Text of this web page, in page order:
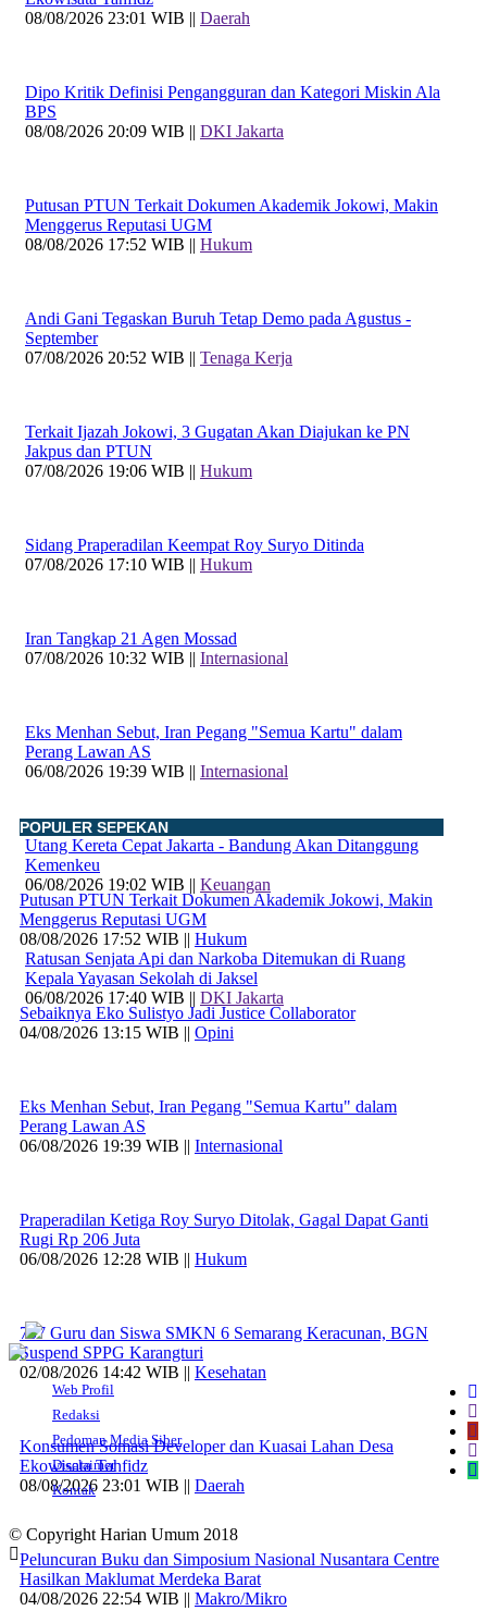
08/08/2026 23:01 WIB || Daerah
Dipo Kritik Definisi Pengangguran dan Kategori Miskin Ala
BPS
08/08/2026 20:09 WIB || DKI Jakarta
Putusan PTUN Terkait Dokumen Akademik Jokowi, Makin
Menggerus Reputasi UGM
08/08/2026 17:52 WIB || Hukum
Andi Gani Tegaskan Buruh Tetap Demo pada Agustus -
September
07/08/2026 20:52 WIB || Tenaga Kerja
Terkait Ijazah Jokowi, 3 Gugatan Akan Diajukan ke PN
Jakpus dan PTUN
07/08/2026 19:06 WIB || Hukum
Sidang Praperadilan Keempat Roy Suryo Ditinda
07/08/2026 17:10 WIB || Hukum
Iran Tangkap 21 Agen Mossad
07/08/2026 10:32 WIB || Internasional
Eks Menhan Sebut, Iran Pegang "Semua Kartu" dalam
Perang Lawan AS
06/08/2026 19:39 WIB || Internasional
Utang Kereta Cepat Jakarta - Bandung Akan Ditanggung
Kemenkeu
06/08/2026 19:02 WIB || Keuangan
Ratusan Senjata Api dan Narkoba Ditemukan di Ruang
Kepala Yayasan Sekolah di Jaksel
06/08/2026 17:40 WIB || DKI Jakarta
POPULER SEPEKAN
Putusan PTUN Terkait Dokumen Akademik Jokowi, Makin
Menggerus Reputasi UGM
08/08/2026 17:52 WIB || Hukum
Sebaiknya Eko Sulistyo Jadi Justice Collaborator
04/08/2026 13:15 WIB || Opini
Eks Menhan Sebut, Iran Pegang "Semua Kartu" dalam
Perang Lawan AS
06/08/2026 19:39 WIB || Internasional
Praperadilan Ketiga Roy Suryo Ditolak, Gagal Dapat Ganti
Rugi Rp 206 Juta
06/08/2026 12:28 WIB || Hukum
707 Guru dan Siswa SMKN 6 Semarang Keracunan, BGN
Suspend SPPG Karangturi
02/08/2026 14:42 WIB || Kesehatan
Konsumen Somasi Developer dan Kuasai Lahan Desa
Ekowisata Tahfidz
08/08/2026 23:01 WIB || Daerah
Peluncuran Buku dan Simposium Nasional Nusantara Centre
Hasilkan Maklumat Merdeka Barat
04/08/2026 22:54 WIB || Makro/Mikro
Web Profil
Redaksi
Pedoman Media Siber
Disclaimer
Kontak
© Copyright Harian Umum 2018